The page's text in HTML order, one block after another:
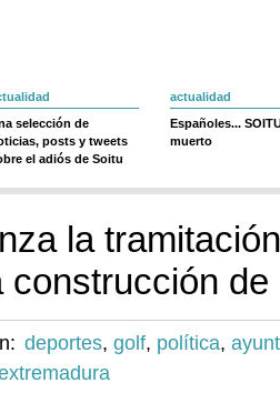
selección de
posts y tweets
el adiós de Soitu
actualidad
Españoles...
muerto
la
construcción
deportes, golf, política,